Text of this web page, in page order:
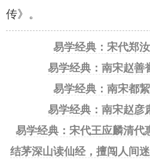
传》。
易学经典：宋代郑
易学经典：南宋赵善
易学经典：南宋都
易学经典：南宋赵彦
易学经典：宋代王应麟清代
结茅深山读仙经，擅闯人间